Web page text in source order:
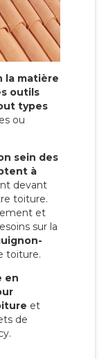
la matière
outils
types
ou
sein des
à
devant
toiture.
et
sur la
toiture.
en
et
de